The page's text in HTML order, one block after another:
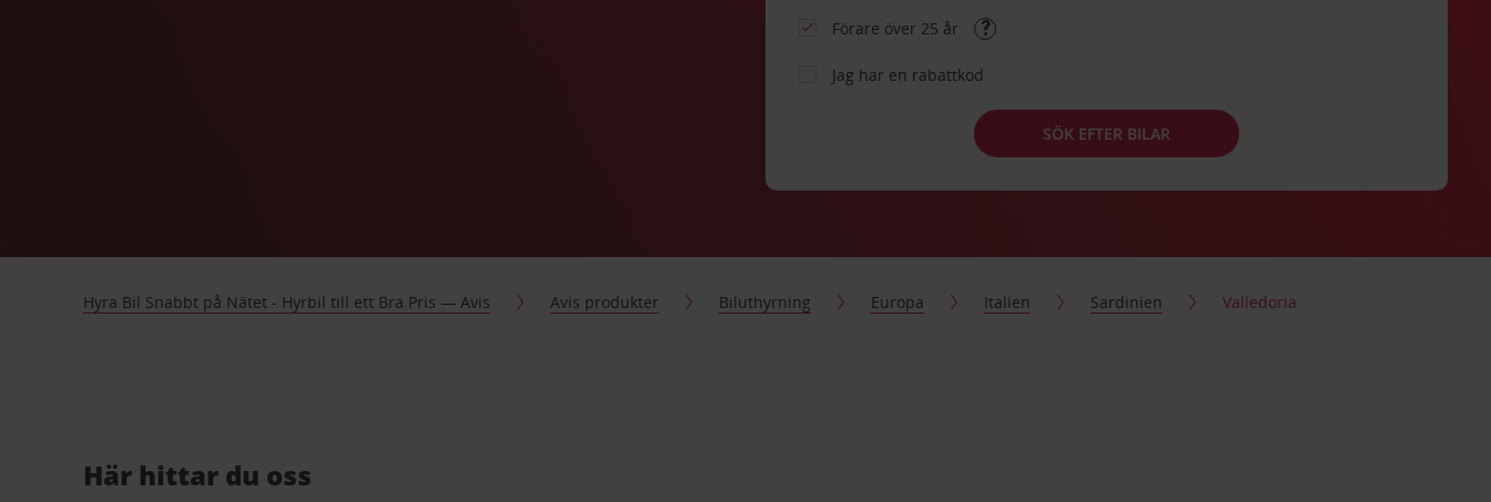
Förare över 25 år
Jag har en rabattkod
SÖK EFTER BILAR
Hyra Bil Snabbt på Nätet - Hyrbil till ett Bra Pris — Avis Avis produkter Biluthyrning Europa Italien Sardinien Valledoria
Här hittar du oss